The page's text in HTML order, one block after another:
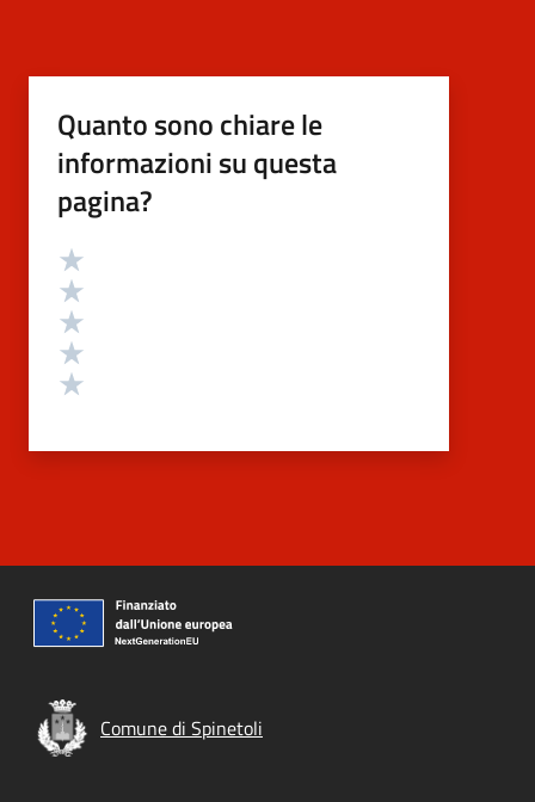
Quanto sono chiare le
informazioni su questa
pagina?
Valutazione
Comune di Spinetoli